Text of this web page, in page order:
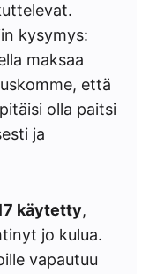
kysymys:
maksaa
että
olla paitsi
ja
käytetty,
jo kulua.
vapautuu